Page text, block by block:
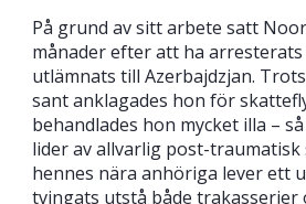
På grund av sitt arbete satt
månader efter att ha arresterats
utlämnats till Azerbajdzjan.
sant anklagades hon för
behandlades hon mycket illa –
lider av allvarlig post-traumatisk
hennes nära anhöriga lever ett
tvingats utstå både trakasserier